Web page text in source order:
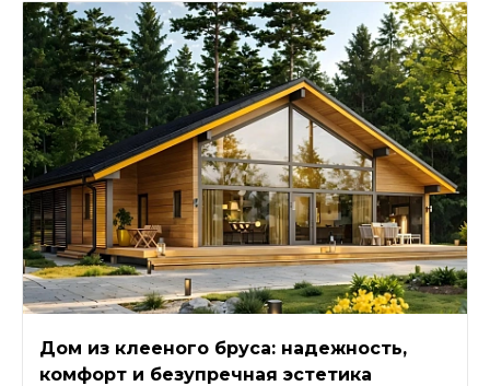
Дом из клееного бруса: надежность,
комфорт и безупречная эстетика